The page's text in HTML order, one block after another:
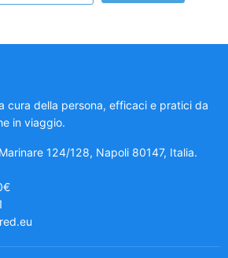
cura della persona, efficaci e pratici da
in viaggio.
124/128, Napoli 80147, Italia.